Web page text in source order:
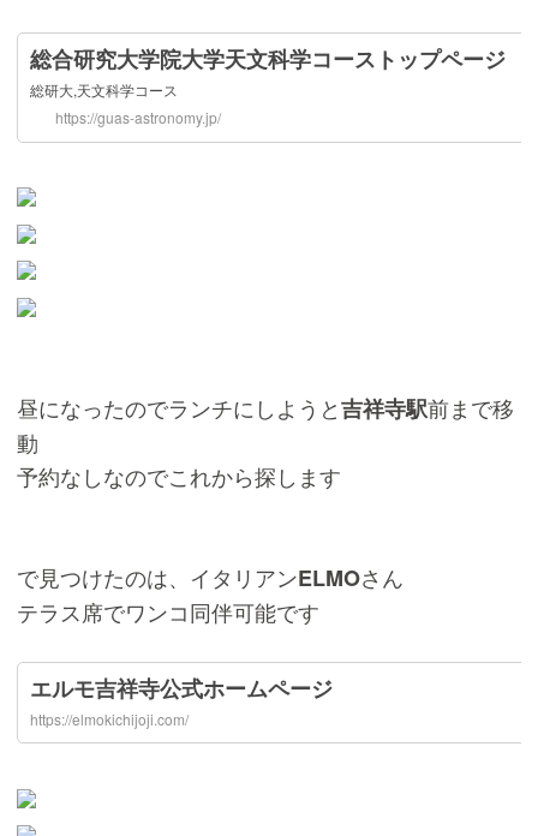
昼になったのでランチにしようと吉祥寺駅前まで移
動
予約なしなのでこれから探します
で見つけたのは、イタリアンELMOさん
テラス席でワンコ同伴可能です